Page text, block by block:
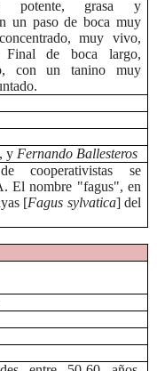
potente, grasa y
un paso de boca muy
muy vivo,
Final de boca largo,
con un tanino muy
y Fernando Ballesteros
cooperativistas se
El nombre "fagus", en
[Fagus sylvatica] del